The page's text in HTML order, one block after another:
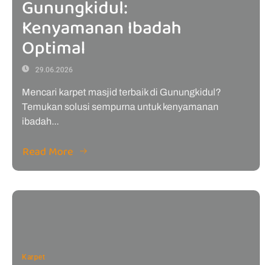
Gunungkidul:
Kenyamanan Ibadah
Optimal
29.06.2026
Mencari karpet masjid terbaik di Gunungkidul?
Temukan solusi sempurna untuk kenyamanan
ibadah...
Read More
Karpet